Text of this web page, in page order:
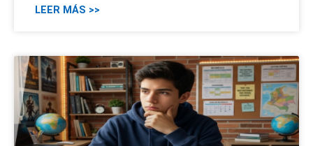
LEER MÁS >>